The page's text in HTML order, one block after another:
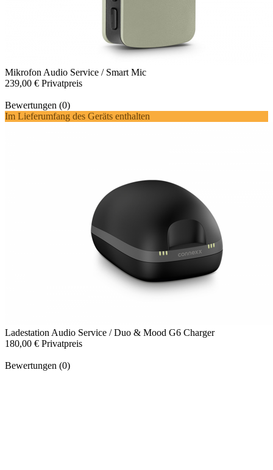
MikrofonAudio Service / Smart Mic
239,00 € Privatpreis
Bewertungen (0)
Im Lieferumfang des Geräts enthalten
LadestationAudio Service / Duo & Mood G6 Charger
180,00 € Privatpreis
Bewertungen (0)